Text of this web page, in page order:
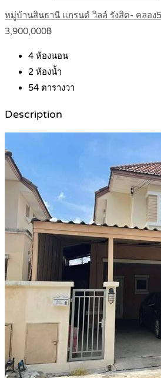
หมู่บ้านสินธานี แกรนด์ วิลล์ รังสิต- คลอ
3,900,000฿
4 ห้องนอน
2 ห้องน้ำ
54 ตารางวา
Description